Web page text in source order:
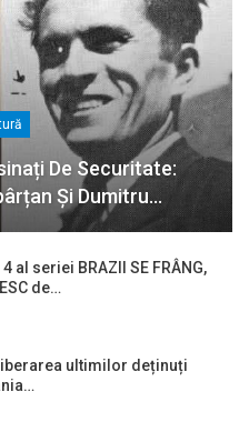
De Securitate:
Și Dumitru…
al seriei BRAZII SE FRÂNG,
de…
ultimilor deținuți